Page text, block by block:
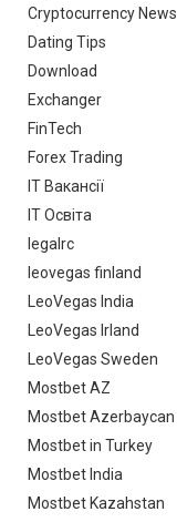
Cryptocurrency News
Dating Tips
Download
Exchanger
FinTech
Forex Trading
IT Вакансії
IT Освіта
legalrc
leovegas finland
LeoVegas India
LeoVegas Irland
LeoVegas Sweden
Mostbet AZ
Mostbet Azerbaycan
Mostbet in Turkey
Mostbet India
Mostbet Kazahstan